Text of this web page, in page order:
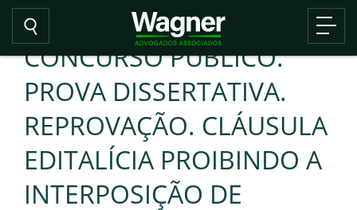
CONCURSO PÚBLICO.
PROVA DISSERTATIVA.
REPROVAÇÃO. CLÁUSULA
EDITALÍCIA PROIBINDO A
INTERPOSIÇÃO DE